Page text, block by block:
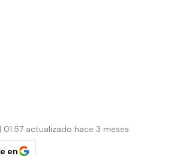
actualizado hace 3 meses
en